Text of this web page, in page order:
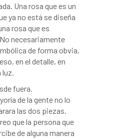
Una rosa que es un
ya no está se diseña
rosa que es
necesariamente
de forma obvia,
en el detalle, en
luz.
fuera.
de la gente no lo
las dos piezas.
que la persona que
de alguna manera